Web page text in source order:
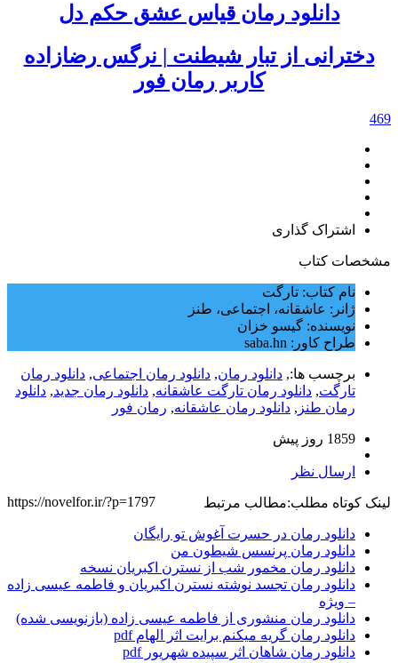
دانلود رمان قیاس‌ عشق حکم‌ دل
دخترانی از تبار شیطنت | نرگس رضازاده
کاربر رمان فور
469
اشتراک گذاری
مشخصات کتاب
نام کتاب: تارگت
ژانر: عاشقانه، اجتماعی، طنز
نویسنده: گیسو خزان
طراح کاور: saba.hn
برچسب ها:, دانلود رمان, دانلود رمان اجتماعی‌, دانلود رمان
تارگت, دانلود رمان تارگت عاشقانه, دانلود رمان جدید, دانلود
رمان طنز , دانلود رمان عاشقانه, رمان فور
1859 روز پيش
ارسال نظر
https://novelfor.ir/?p=1797
لینک کوتاه مطلب:مطالب مرتبط
دانلود رمان در حسرت آغوش تو رایگان
دانلود رمان پرنسس شیطون من
دانلود رمان مخمور شب از نسترن اکبریان نسخه
دانلود رمان تجسد نوشته نسترن اکبریان و فاطمه عیسی زاده
– ویژه
دانلود رمان منشوری از فاطمه عیسی زاده (بازنویسی شده)
دانلود رمان گریه میکنم برایت اثر الهام pdf
دانلود رمان شاهان اثر سپیده شهریور pdf